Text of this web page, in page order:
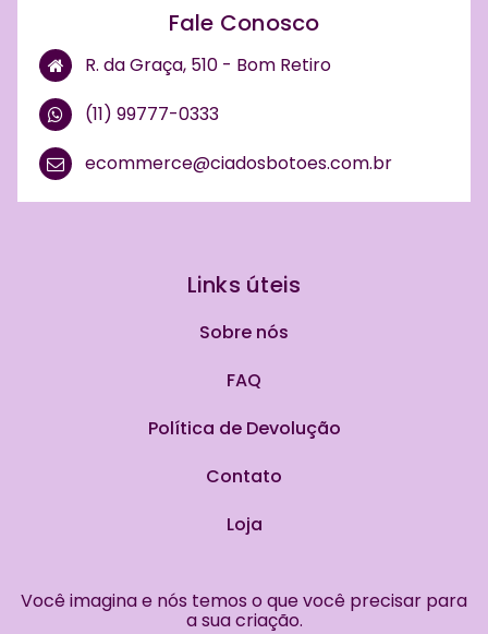
Fale Conosco
R. da Graça, 510 - Bom Retiro
(11) 99777-0333
ecommerce@ciadosbotoes.com.br
Links úteis
Sobre nós
FAQ
Política de Devolução
Contato
Loja
Você imagina e nós temos o que você precisar para
a sua criação.